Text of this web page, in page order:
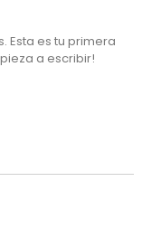
Esta es tu primera
a escribir!